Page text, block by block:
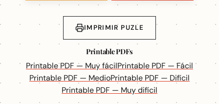
IMPRIMIR PUZLE
Printable PDFs
Printable PDF — Muy fácilPrintable PDF — Fácil
Printable PDF — MedioPrintable PDF — Difícil
Printable PDF — Muy difícil